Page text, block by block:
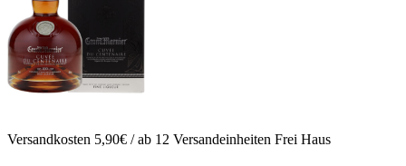
Versandkosten 5,90€ / ab 12 Versandeinheiten Frei Haus